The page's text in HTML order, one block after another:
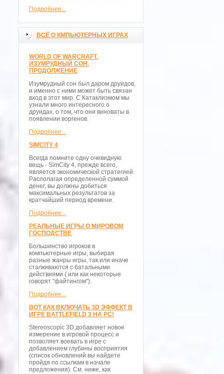
Подробнее...
ВСЁ О КМПЬЮТЕРНЫХ ИГРАХ
WORLD OF WARCRAFT.
ИЗУМРУДНЫЙ СОН.
ПРОДОЛЖЕНИЕ
Изумрудный сон был даром друидов,
и именно с ними может быть связан
вход в этот мир. С Катаклизмом мы
узнали много интересного о
друидах, о том, что они виноваты в
появлении воргенов.
Подробнее...
SIMCITY 4
Всегда помните одну очевидную
вещь - SimCity 4, прежде всего,
является экономической стратегией.
Располагая определенной суммой
денег, вы должны добиться
максимальных результатов за
кратчайший период времени.
Подробнее...
РЕАЛЬНЫЕ ИГРЫ О МИРОВОМ
ГОСПОДСТВЕ
Большинство игроков в
компьютерные игры, выбирая
разные жанры игры, так или иначе
сталкиваются с батальными
действиями ( или как некоторые
говорят "файтингом").
Подробнее...
ВОТ КАК ВКЛЮЧАТЬ 3D ЭФФЕКТ В
ИГРЕ BATTLEFIELD 3 НА PC!
Stereoscopic 3D добавляет новое
измерение в игровой процесс и
позволяет воевать в игре с
добавлением глубины восприятия
(список обновлений вы найдете
пройдя по ссылкам в начале
предложения). См. ниже, как